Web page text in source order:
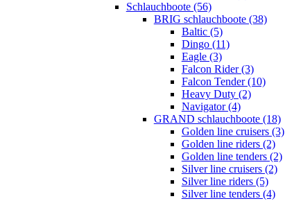
Schlauchboote (56)
BRIG schlauchboote (38)
Baltic (5)
Dingo (11)
Eagle (3)
Falcon Rider (3)
Falcon Tender (10)
Heavy Duty (2)
Navigator (4)
GRAND schlauchboote (18)
Golden line cruisers (3)
Golden line riders (2)
Golden line tenders (2)
Silver line cruisers (2)
Silver line riders (5)
Silver line tenders (4)